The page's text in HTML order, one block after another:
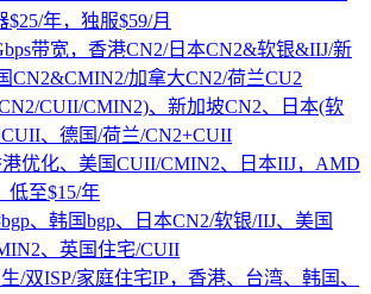
$25/年，独服$59/月
带宽，香港CN2/日本CN2&软银&IIJ/新
CN2&CMIN2/加拿大CN2/荷兰CU2
CUII/CMIN2)、新加坡CN2、日本(软
、德国/荷兰/CN2+CUII
港优化、美国CUII/CMIN2、日本IIJ，AMD
低至$15/年
、韩国bgp、日本CN2/软银/IIJ、美国
、英国住宅/CUII
/双ISP/家庭住宅IP，香港、台湾、韩国、